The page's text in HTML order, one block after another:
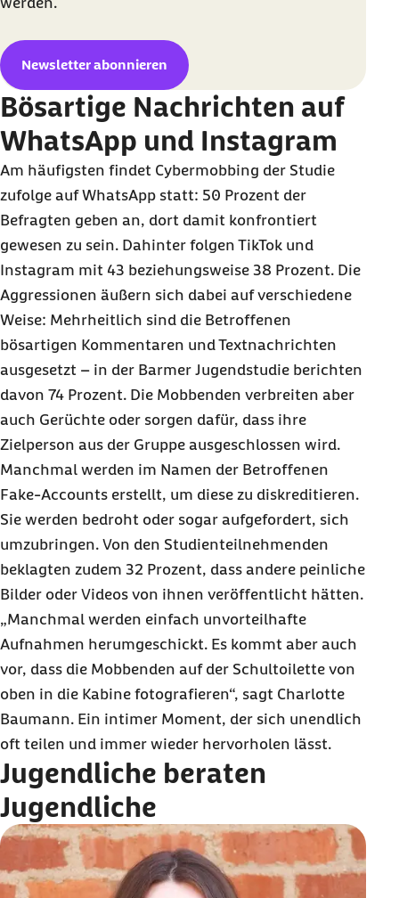
Newsletter abonnieren
Bösartige Nachrichten auf
WhatsApp und Instagram
Am häufigsten findet Cybermobbing der Studie
zufolge auf WhatsApp statt: 50 Prozent der
Befragten geben an, dort damit konfrontiert
gewesen zu sein. Dahinter folgen TikTok und
Instagram mit 43 beziehungsweise 38 Prozent. Die
Aggressionen äußern sich dabei auf verschiedene
Weise: Mehrheitlich sind die Betroffenen
bösartigen Kommentaren und Textnachrichten
ausgesetzt – in der Barmer Jugendstudie berichten
davon 74 Prozent. Die Mobbenden verbreiten aber
auch Gerüchte oder sorgen dafür, dass ihre
Zielperson aus der Gruppe ausgeschlossen wird.
Manchmal werden im Namen der Betroffenen
Fake-Accounts erstellt, um diese zu diskreditieren.
Sie werden bedroht oder sogar aufgefordert, sich
umzubringen. Von den Studienteilnehmenden
beklagten zudem 32 Prozent, dass andere peinliche
Bilder oder Videos von ihnen veröffentlicht hätten.
„Manchmal werden einfach unvorteilhafte
Aufnahmen herumgeschickt. Es kommt aber auch
vor, dass die Mobbenden auf der Schultoilette von
oben in die Kabine fotografieren“, sagt Charlotte
Baumann. Ein intimer Moment, der sich unendlich
oft teilen und immer wieder hervorholen lässt.
Jugendliche beraten
Jugendliche